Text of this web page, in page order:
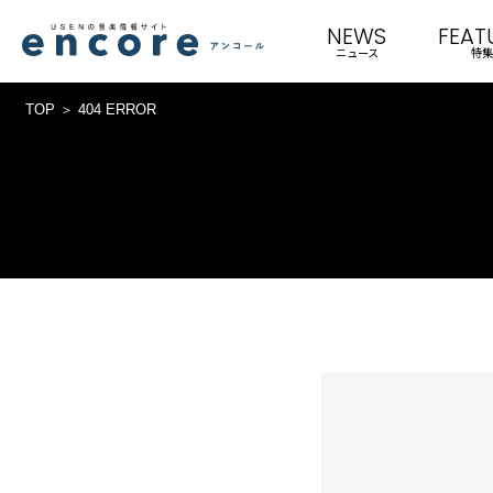
NEWS
ニュース 特集
TOP 404 ERROR